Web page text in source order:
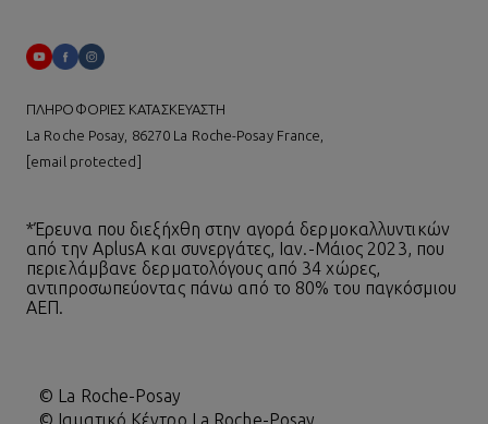
ΠΛΗΡΟΦΟΡΙΕΣ ΚΑΤΑΣΚΕΥΑΣΤΗ
La Roche Posay, 86270 La Roche-Posay France,
[email protected]
*Έρευνα που διεξήχθη στην αγορά δερμοκαλλυντικών
από την AplusA και συνεργάτες, Ιαν.-Μάιος 2023, που
περιελάμβανε δερματολόγους από 34 χώρες,
αντιπροσωπεύοντας πάνω από το 80% του παγκόσμιου
ΑΕΠ.
© La Roche-Posay
© Ιαματικό Κέντρο La Roche-Posay